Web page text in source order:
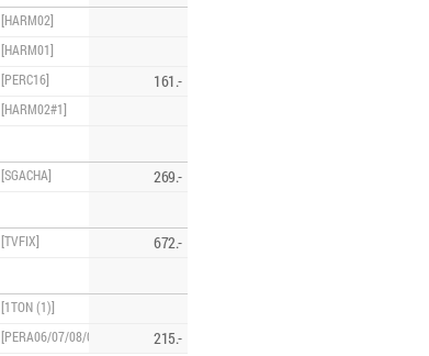
[HARM02]
[HARM01]
[PERC16]
161.-
[HARM02#1]
[SGACHA] 269.-
[TVFIX] 672.-
[1TON (1)]
[PERA06/07/08/09/10] 215.-